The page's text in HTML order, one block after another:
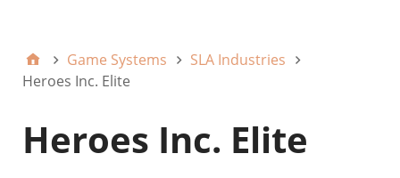
Game Systems
SLA Industries
Heroes Inc. Elite
Heroes Inc. Elite